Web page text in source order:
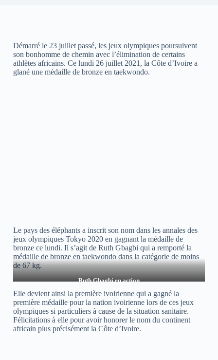
Démarré le 23 juillet passé, les jeux olympiques poursuivent
son bonhomme de chemin avec l’élimination de certains
athlètes africains. Ce lundi 26 juillet 2021, la Côte d’Ivoire a
glané une médaille de bronze en taekwondo.
Le pays des éléphants a inscrit son nom dans les annales des
jeux olympiques Tokyo 2020 en gagnant la médaille de
bronze ce lundi. Il s’agit de Ruth Gbagbi qui a remporté la
médaille de bronze en taekwondo dans la catégorie de moins
de 67 kg.
Ruth Gbagbi en action
Elle devient ainsi la première ivoirienne qui a gagné la
première médaille pour la nation ivoirienne lors de ces jeux
olympiques si particuliers à cause de la situation sanitaire.
Félicitations à elle pour avoir honorer le nom du continent
africain plus précisément la Côte d’Ivoire.